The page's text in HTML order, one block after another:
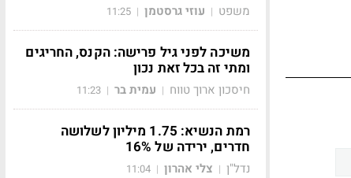
משפט | עוזי גרסטמן |
11:25
משיכה לפני גיל פרישה: הקנס, החריגים
ומתי זה בכל זאת נכון
חיסכון ארוך טווח | עמית בר |
11:23
רמת הנשיא: 1.75 מיליון לשלושה
חדרים, ירידה של 16%
נדל"ן | צלי אהרון |
11:04